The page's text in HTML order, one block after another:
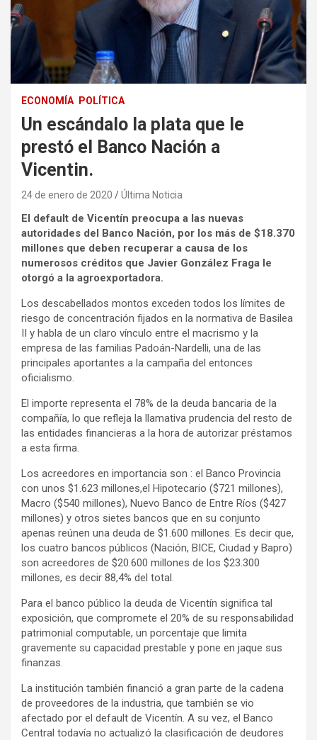
ECONOMÍA POLÍTICA
Un escándalo la plata que le
prestó el Banco Nación a
Vicentin.
24 de enero de 2020 Última Noticia
El default de Vicentín preocupa a las nuevas
autoridades del Banco Nación, por los más de $18.370
millones que deben recuperar a causa de los
numerosos créditos que Javier González Fraga le
otorgó a la agroexportadora.
Los descabellados montos exceden todos los límites de
riesgo de concentración fijados en la normativa de Basilea
II y habla de un claro vínculo entre el macrismo y la
empresa de las familias Padoán-Nardelli, una de las
principales aportantes a la campaña del entonces
oficialismo.
El importe representa el 78% de la deuda bancaria de la
compañía, lo que refleja la llamativa prudencia del resto de
las entidades financieras a la hora de autorizar préstamos
a esta firma.
Los acreedores en importancia son : el Banco Provincia
con unos $1.623 millones,el Hipotecario ($721 millones),
Macro ($540 millones), Nuevo Banco de Entre Ríos ($427
millones) y otros sietes bancos que en su conjunto
apenas reúnen una deuda de $1.600 millones. Es decir que,
los cuatro bancos públicos (Nación, BICE, Ciudad y Bapro)
son acreedores de $20.600 millones de los $23.300
millones, es decir 88,4% del total.
Para el banco público la deuda de Vicentín significa tal
exposición, que compromete el 20% de su responsabilidad
patrimonial computable, un porcentaje que limita
gravemente su capacidad prestable y pone en jaque sus
finanzas.
La institución también financió a gran parte de la cadena
de proveedores de la industria, que también se vio
afectado por el default de Vicentín. A su vez, el Banco
Central todavía no actualizó la clasificación de deudores